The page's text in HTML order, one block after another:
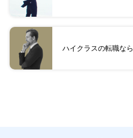
ハイクラスの転職なら